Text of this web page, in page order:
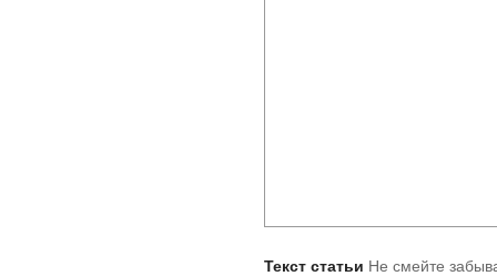
Текст статьи Не смейте